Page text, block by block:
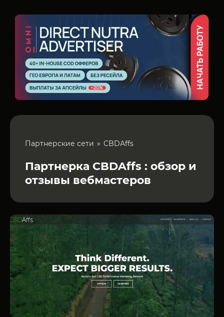
Партнерские сети CBDAffs
Партнерка CBDAffs : обзор и
отзывы вебмастеров